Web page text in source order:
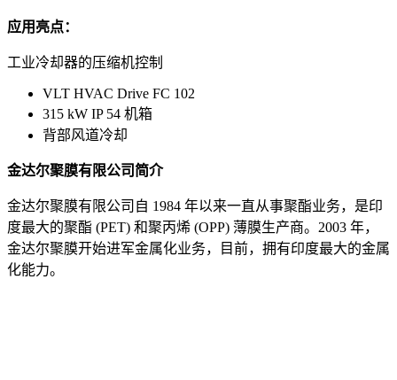
应用亮点：
工业冷却器的压缩机控制
VLT HVAC Drive FC 102
315 kW IP 54 机箱
背部风道冷却
金达尔聚膜有限公司简介
金达尔聚膜有限公司自 1984 年以来一直从事聚酯业务，是印
度最大的聚酯 (PET) 和聚丙烯 (OPP) 薄膜生产商。2003 年，
金达尔聚膜开始进军金属化业务，目前，拥有印度最大的金属
化能力。